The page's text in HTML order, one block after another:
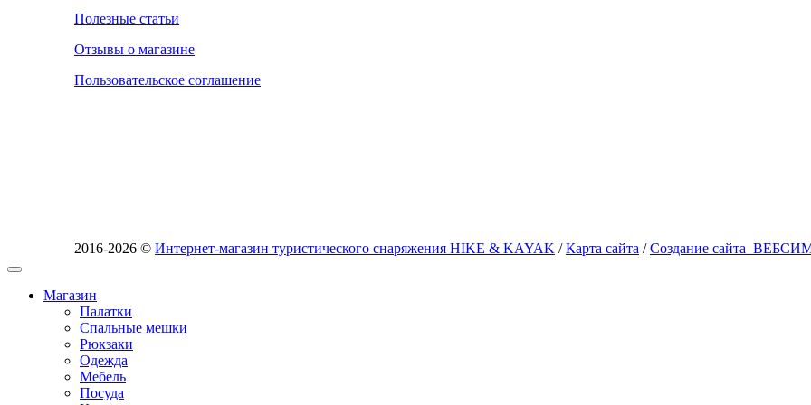
Полезные статьи
Отзывы о магазине
Пользовательское соглашение
2016-2026 © Интернет-магазин туристического снаряжения HIKE & KAYAK /Карта сайта /Создание сайта
Магазин
Палатки
Спальные мешки
Рюкзаки
Одежда
Мебель
Посуда